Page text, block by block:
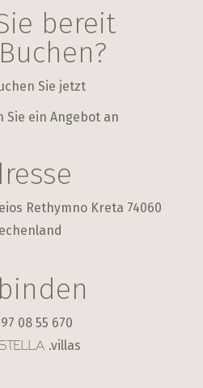
bereit
Sie jetzt
Sie ein Angebot an
Rethymno Kreta 74060
08 55 670
.villas